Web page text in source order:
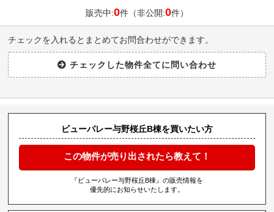
販売中:0件（非公開:0件）
チェックを入れるとまとめてお問合わせができます。
ビューパレー与野桜丘B棟を買いたい方
この物件が売り出されたら教えて！
『ビューパレー与野桜丘B棟』の販売情報を
優先的にお知らせいたします。